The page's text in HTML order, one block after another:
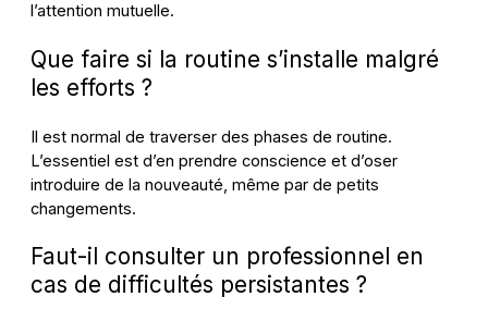
l’attention mutuelle.
Que faire si la routine s’installe malgré
les efforts ?
Il est normal de traverser des phases de routine.
L’essentiel est d’en prendre conscience et d’oser
introduire de la nouveauté, même par de petits
changements.
Faut-il consulter un professionnel en
cas de difficultés persistantes ?